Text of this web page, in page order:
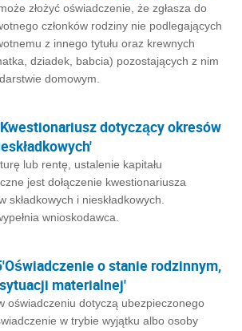
złożyć oświadczenie, że zgłasza do
członków rodziny nie podlegających
z innego tytułu oraz krewnych
dziadek, babcia) pozostających z nim
domowym.
dotyczący okresów
lub rentę, ustalenie kapitału
jest dołączenie kwestionariusza
i nieskładkowych.
wnioskodawca.
o stanie rodzinnym,
materialnej'
oświadczeniu dotyczą ubezpieczonego
w trybie wyjątku albo osoby